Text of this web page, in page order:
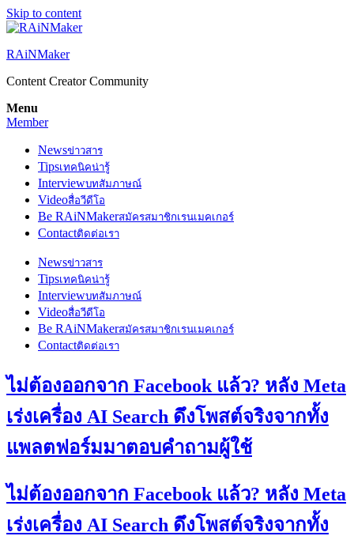
Skip to content
RAiNMaker
Content Creator Community
Menu
Member
Newsข่าวสาร
Tipsเทคนิคน่ารู้
Interviewบทสัมภาษณ์
Videoสื่อวีดีโอ
Be RAiNMakerสมัครสมาชิกเรนเมคเกอร์
Contactติดต่อเรา
Newsข่าวสาร
Tipsเทคนิคน่ารู้
Interviewบทสัมภาษณ์
Videoสื่อวีดีโอ
Be RAiNMakerสมัครสมาชิกเรนเมคเกอร์
Contactติดต่อเรา
ไม่ต้องออกจาก Facebook แล้ว? หลัง Meta
เร่งเครื่อง AI Search ดึงโพสต์จริงจากทั้ง
แพลตฟอร์มมาตอบคำถามผู้ใช้
ไม่ต้องออกจาก Facebook แล้ว? หลัง Meta
เร่งเครื่อง AI Search ดึงโพสต์จริงจากทั้ง